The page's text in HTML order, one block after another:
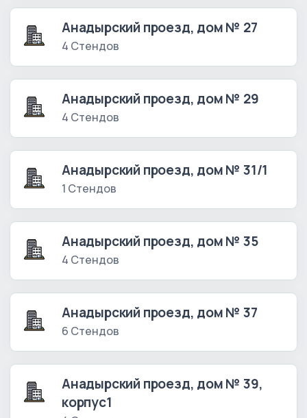
Анадырский проезд, дом № 27
4 Стендов
Анадырский проезд, дом № 29
4 Стендов
Анадырский проезд, дом № 31/1
1 Стендов
Анадырский проезд, дом № 35
4 Стендов
Анадырский проезд, дом № 37
6 Стендов
Анадырский проезд, дом № 39,
корпус1